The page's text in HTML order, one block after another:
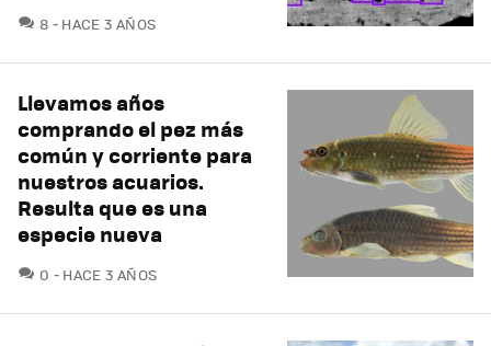
8 COMENTARIOS
HACE 3 AÑOS
Llevamos años
comprando el pez más
común y corriente para
nuestros acuarios.
Resulta que es una
especie nueva
0 COMENTARIOS
HACE 3 AÑOS